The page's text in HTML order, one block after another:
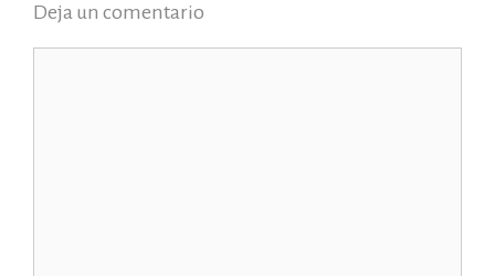
Deja un comentario